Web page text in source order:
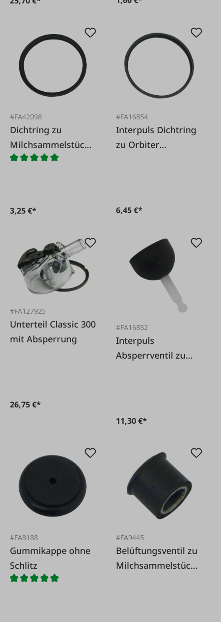
#FA42098
Dichtring zu
Milchsammelstück
180 ccm
3,25 €*
#FA16854
Interpuls Dichtring
zu Orbiter
6,45 €*
#FA127925
Unterteil Classic 300
mit Absperrung
26,75 €*
#FA16852
Interpuls
Absperrventil zu
11,30 €*
#FA8188
Gummikappe ohne
Schlitz
#FA9445
Belüftungsventil zu
Milchsammelstück